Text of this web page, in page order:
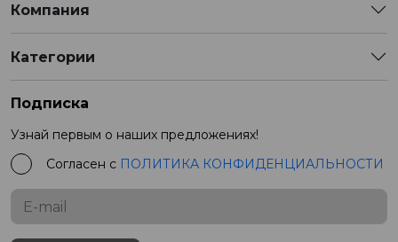
Компания
Категории
Подписка
Узнай первым о наших предложениях!
Согласен с ПОЛИТИКА КОНФИДЕНЦИАЛЬНОСТИ